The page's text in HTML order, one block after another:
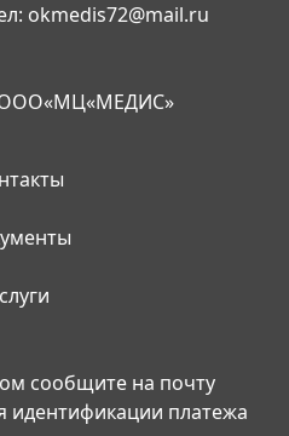
okmedis72@mail.ru
ООО«МЦ«МЕДИС»
сообщите на почту
идентификации платежа